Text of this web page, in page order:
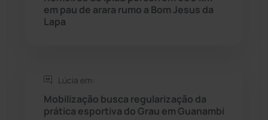
Sudoeste Baiano (1530)
Tanque Novo
Tecnologia (12)
em pau de arara rumo a Bom Jesus da
Lapa
Lúcia em:
Mobilização busca regularização da
prática esportiva do Grau em Guanambi